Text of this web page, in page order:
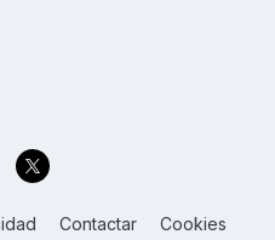
Contactar Cookies